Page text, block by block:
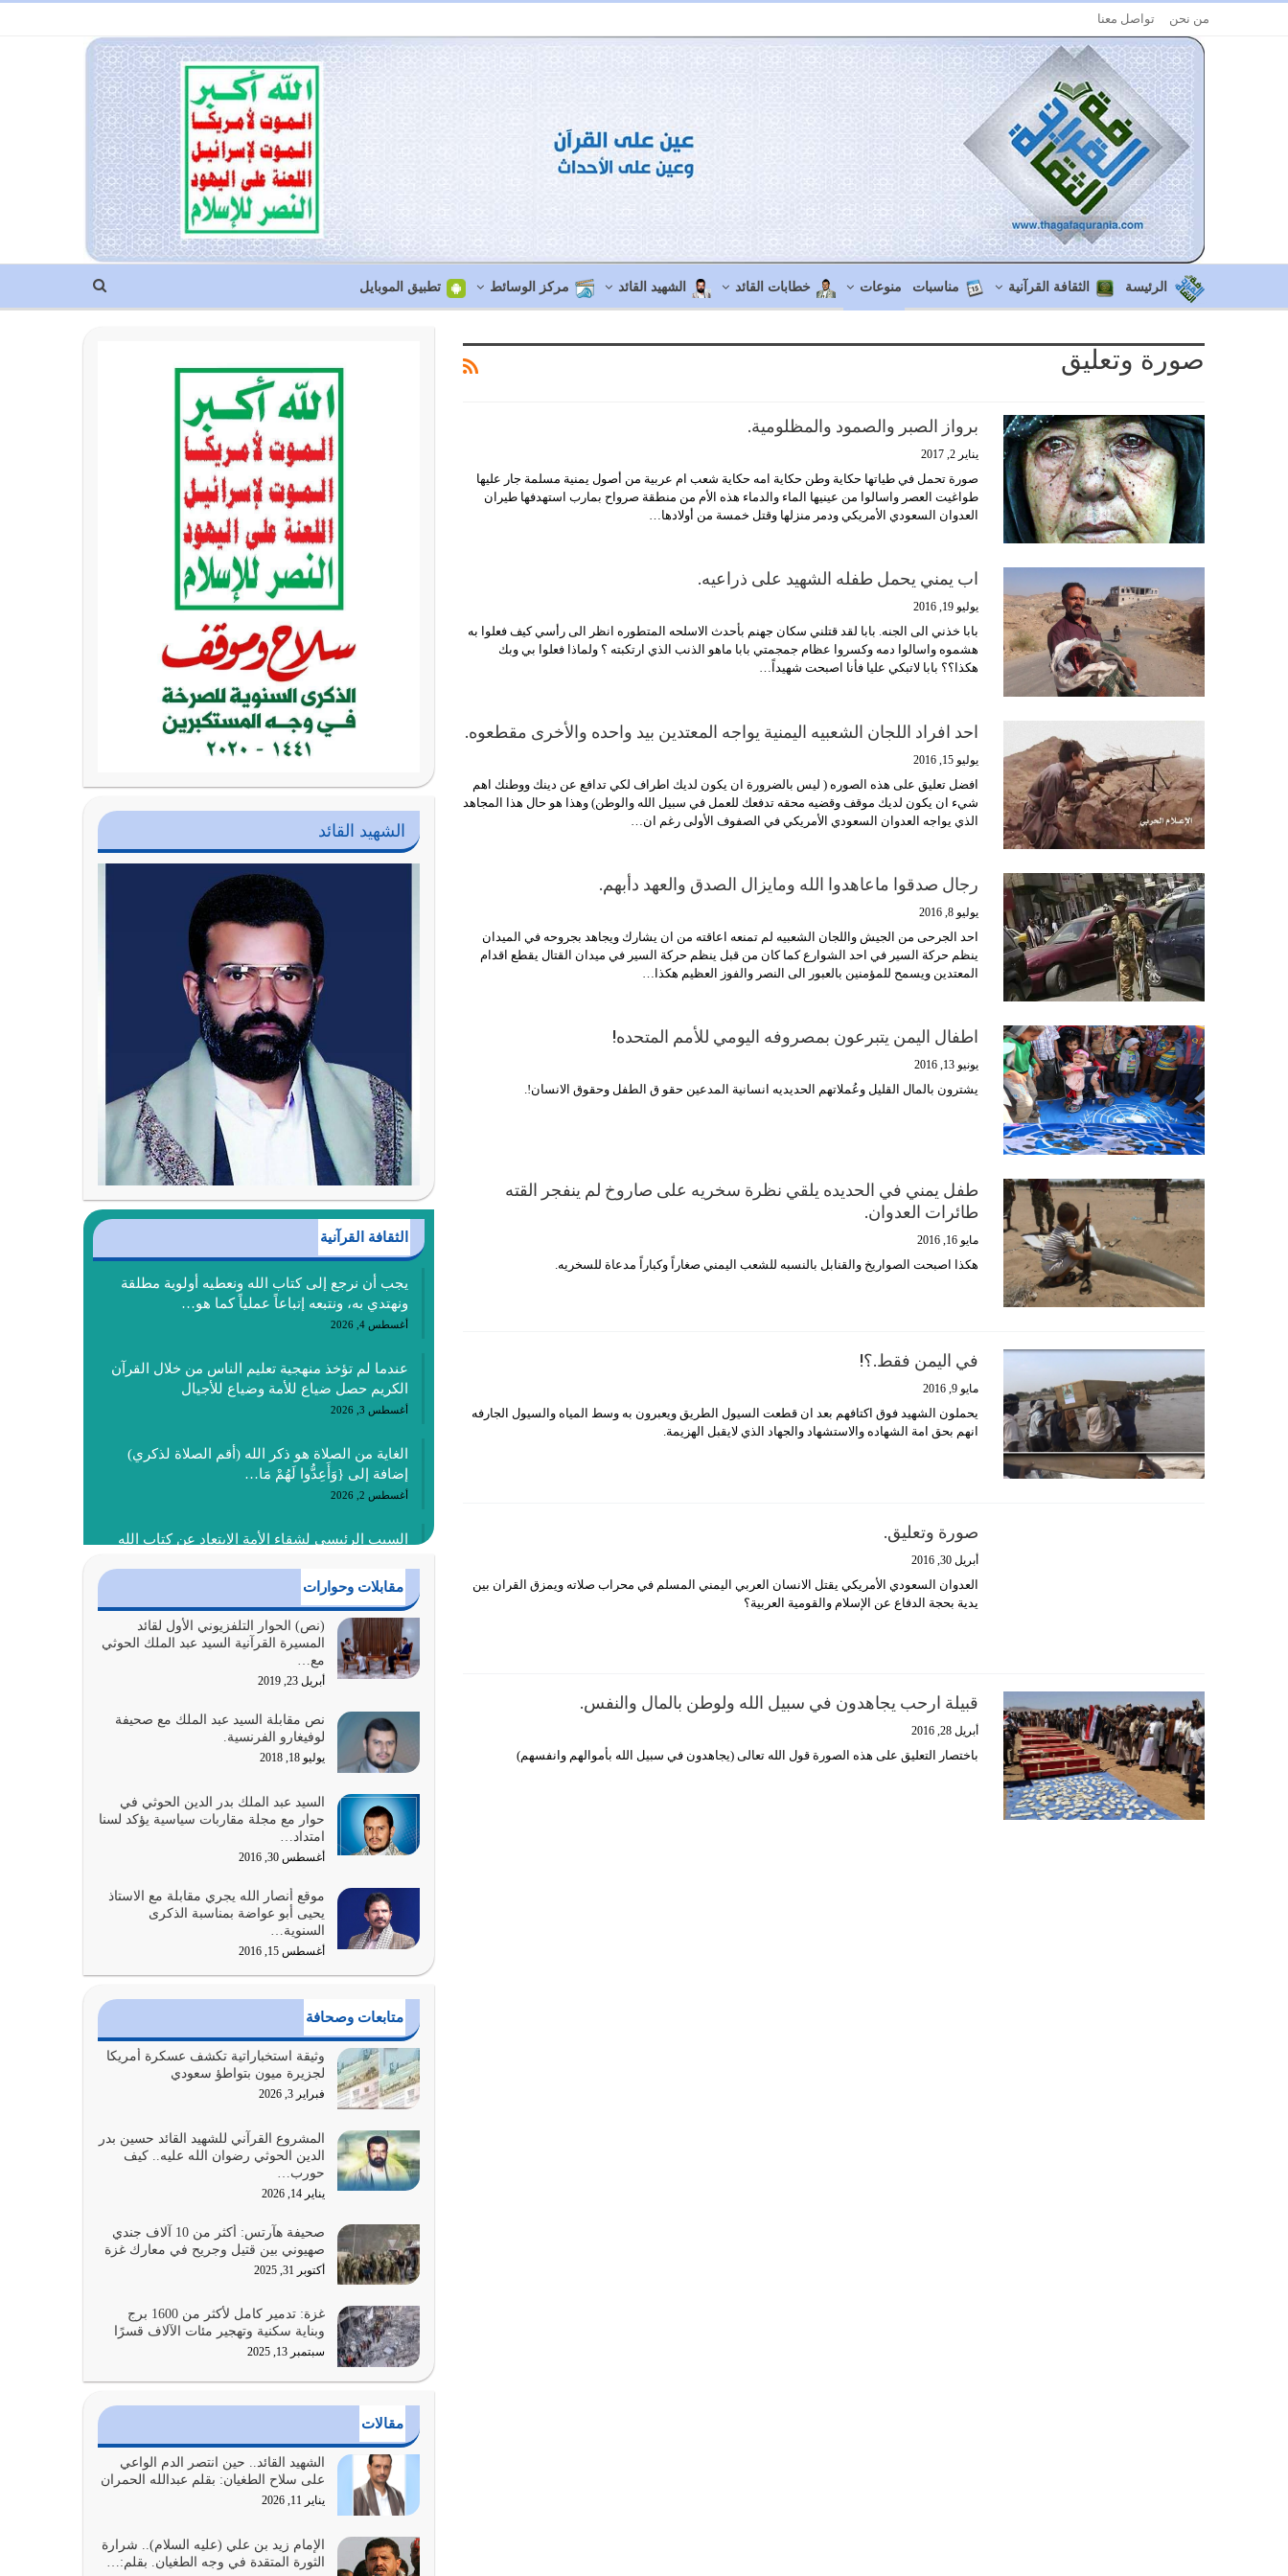
من نحن تواصل معنا
الرئيسة الثقافة القرآنية مناسبات منوعات خطابات القائد الشهيد القائد مركز الوسائط تطبيق الموبايل
صورة وتعليق
برواز الصبر والصمود والمظلومية.
يناير 2, 2017
صورة تحمل في طياتها حكاية وطن حكاية امه حكاية شعب ام عربية من أصول يمنية مسلمة جار عليها
طواغيت العصر واسالوا من عينيها الماء والدماء هذه الأم من منطقة صرواح بمارب استهدفها طيران
العدوان السعودي الأمريكي ودمر منزلها وقتل خمسة من أولادها…
اب يمني يحمل طفله الشهيد على ذراعيه.
يوليو 19, 2016
بابا خذني الى الجنه. بابا لقد قتلني سكان جهنم بأحدث الاسلحه المتطوره انظر الى رأسي كيف فعلوا به
هشموه واسالوا دمه وكسروا عظام جمجمتي بابا ماهو الذنب الذي ارتكبته ؟ ولماذا فعلوا بي وبك
هكذا؟؟ بابا لاتبكي عليا فأنا اصبحت شهيداً…
احد افراد اللجان الشعبيه اليمنية يواجه المعتدين بيد واحده والأخرى مقطعوه.
يوليو 15, 2016
افضل تعليق على هذه الصوره ( ليس بالضرورة ان يكون لديك اطراف لكي تدافع عن دينك ووطنك اهم
شيء ان يكون لديك موقف وقضيه محقه تدفعك للعمل في سبيل الله والوطن) وهذا هو حال هذا المجاهد
الذي يواجه العدوان السعودي الأمريكي في الصفوف الأولى رغم ان…
رجال صدقوا ماعاهدوا الله ومايزال الصدق والعهد دأبهم.
يوليو 8, 2016
احد الجرحى من الجيش واللجان الشعبيه لم تمنعه اعاقته من ان يشارك ويجاهد بجروحه في الميدان
ينظم حركة السير في احد الشوارع كما كان من قبل ينظم حركة السير في ميدان القتال يقطع اقدام
المعتدين ويسمح للمؤمنين بالعبور الى النصر والفوز العظيم هكذا…
اطفال اليمن يتبرعون بمصروفه اليومي للأمم المتحده!
يونيو 13, 2016
يشترون بالمال القليل وعُملاتهم الحديديه انسانية المدعين حقو ق الطفل وحقوق الانسان!.
طفل يمني في الحديده يلقي نظرة سخريه على صاروخ لم ينفجر القته
طائرات العدوان.
مايو 16, 2016
هكذا اصبحت الصواريخ والقنابل بالنسبه للشعب اليمني صغاراً وكباراً مدعاة للسخريه.
في اليمن فقط.؟!
مايو 9, 2016
يحملون الشهيد فوق اكتافهم بعد ان قطعت السيول الطريق ويعبرون به وسط المياه والسيول الجارفه
انهم بحق امة الشهاده والاستشهاد والجهاد الذي لايقبل الهزيمة.
صورة وتعليق.
أبريل 30, 2016
العدوان السعودي الأمريكي يقتل الانسان العربي اليمني المسلم في محراب صلاته ويمزق القران بين
يدية بحجة الدفاع عن الإسلام والقومية العربية؟
قبيلة ارحب يجاهدون في سبيل الله ولوطن بالمال والنفس.
أبريل 28, 2016
باختصار التعليق على هذه الصورة قول الله تعالى (يجاهدون في سبيل الله بأموالهم وانفسهم)
الشهيد القائد
الثقافة القرآنية
يجب أن نرجع إلى كتاب الله ونعطيه أولوية مطلقة
ونهتدي به، ونتبعه إتباعاً عملياً كما هو…
أغسطس 4, 2026
عندما لم تؤخذ منهجية تعليم الناس من خلال القرآن
الكريم حصل ضياع للأمة وضياع للأجيال
أغسطس 3, 2026
الغاية من الصلاة هو ذكر الله (أقم الصلاة لذكري)
إضافة إلى {وَأَعِدُّوا لَهُمْ مَا…
أغسطس 2, 2026
السبب الرئيسي لشقاء الأمة الابتعاد عن كتاب الله
أغسطس 1, 2026
أبرز أسباب الشقاء هو الإعراض عن ذكر الله وعن هدى
الله المتمثل في القرآن الكريم
يوليو 31, 2026
أولياء الشيطان كلما كانوا أكثر ولاءً وطاعة للشيطان
كلما كانوا أكثر ضعفاً
يوليو 30, 2026
وعد الله تعالى من يُقتل في سبيله بالحياة الأبدية
والرزق والاستبشار والنجاة والخلود في…
يوليو 29, 2026
سيرته معرفة شخصيته معرفة عظمته
يوليو 28, 2026
عندما يكون عدوك هو عدو الله معناه أن تكون نقاط
الضعف فيه كثيرة وسينصرك الله عليه إذا…
يوليو 26, 2026
أراد الله لهذه الأمة ان تكون خير امة أخرجت للناس
بالنهوض بالأمر بالمعروف والنهي عن…
يوليو 25, 2026
الدين الذي شرعه الله لا يجوز أن يخضع لآرائنا وأهوائنا
واجتهاداتنا لأننا سنختلف ونتفرق
يوليو 24, 2026
أي أمة تتفرق في الدين وتتفرق في كيانها معناه أنها
أصبحت أمة عاجزة عن النهوض…
يوليو 23, 2026
المُلك كله لله تعالى يؤتيه من يشاء وينزعه ممن يشاء
ويعز من يشاء ويذل من يشاء
يوليو 21, 2026
{إِنَّ الدِّينَ عِنْدَ اللَّهِ الْإسْلامُ} الدين الذي شرعه الله
مقابلات وحوارات
(نص) الحوار التلفزيوني الأول لقائد
المسيرة القرآنية السيد عبد الملك الحوثي
مع…
أبريل 23, 2019
نص مقابلة السيد عبد الملك مع صحيفة
لوفيغارو الفرنسية.
يوليو 18, 2018
السيد عبد الملك بدر الدين الحوثي في
حوار مع مجلة مقاربات سياسية يؤكد لسنا
امتداد…
أغسطس 30, 2016
موقع أنصار الله يجري مقابلة مع الاستاذ
يحيى أبو عواضة بمناسبة الذكرى
السنوية…
أغسطس 15, 2016
متابعات وصحافة
وثيقة استخباراتية تكشف عسكرة أمريكا
لجزيرة ميون بتواطؤ سعودي
فبراير 3, 2026
المشروع القرآني للشهيد القائد حسين بدر
الدين الحوثي رضوان الله عليه.. كيف
حورب…
يناير 14, 2026
صحيفة هآرتس: أكثر من 10 آلاف جندي
صهيوني بين قتيل وجريح في معارك غزة
أكتوبر 31, 2025
غزة: تدمير كامل لأكثر من 1600 برج
وبناية سكنية وتهجير مئات الآلاف قسرًا
سبتمبر 13, 2025
مقالات
الشهيد القائد.. حين انتصر الدم الواعي
على سلاح الطغيان: بقلم عبدالله الحمران
يناير 11, 2026
الإمام زيد بن علي (عليه السلام).. شرارة
الثورة المتقدة في وجه الطغيان. بقلم:…